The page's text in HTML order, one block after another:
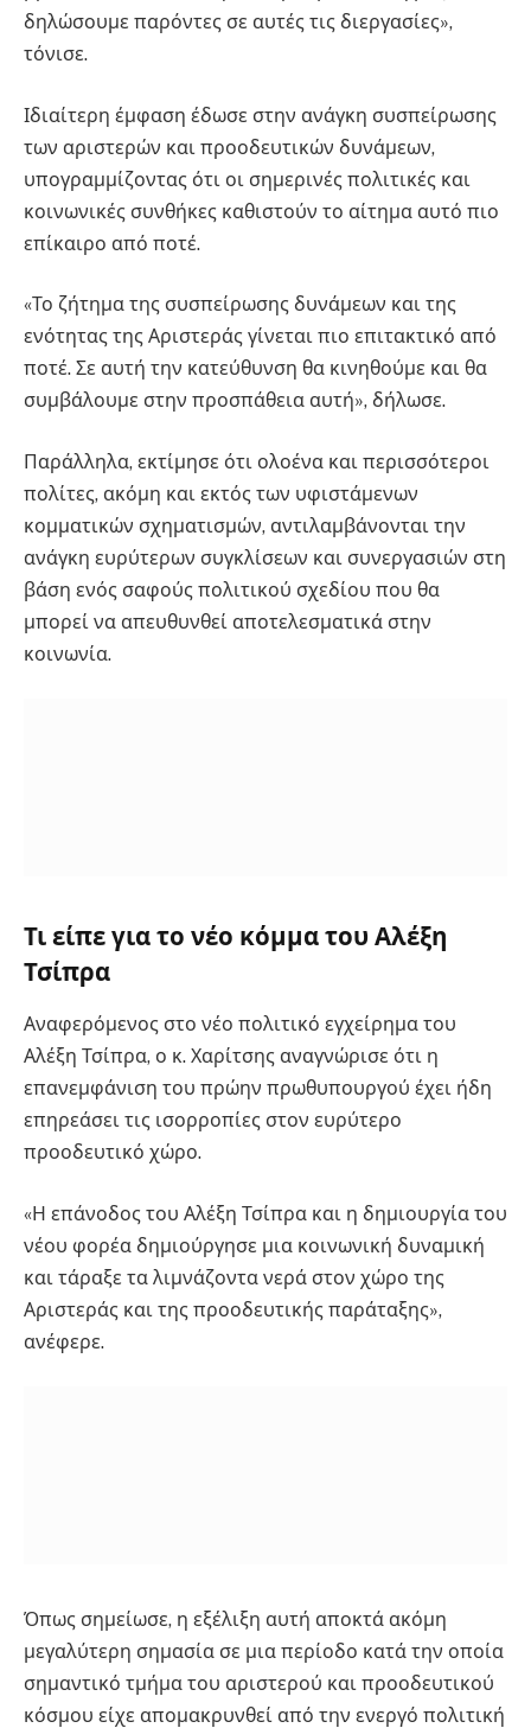
δηλώσουμε παρόντες σε αυτές τις διεργασίες»,
τόνισε.
Ιδιαίτερη έμφαση έδωσε στην ανάγκη συσπείρωσης
των αριστερών και προοδευτικών δυνάμεων,
υπογραμμίζοντας ότι οι σημερινές πολιτικές και
κοινωνικές συνθήκες καθιστούν το αίτημα αυτό πιο
επίκαιρο από ποτέ.
«Το ζήτημα της συσπείρωσης δυνάμεων και της
ενότητας της Αριστεράς γίνεται πιο επιτακτικό από
ποτέ. Σε αυτή την κατεύθυνση θα κινηθούμε και θα
συμβάλουμε στην προσπάθεια αυτή», δήλωσε.
Παράλληλα, εκτίμησε ότι ολοένα και περισσότεροι
πολίτες, ακόμη και εκτός των υφιστάμενων
κομματικών σχηματισμών, αντιλαμβάνονται την
ανάγκη ευρύτερων συγκλίσεων και συνεργασιών στη
βάση ενός σαφούς πολιτικού σχεδίου που θα
μπορεί να απευθυνθεί αποτελεσματικά στην
κοινωνία.
Τι είπε για το νέο κόμμα του Αλέξη
Τσίπρα
Αναφερόμενος στο νέο πολιτικό εγχείρημα του
Αλέξη Τσίπρα, ο κ. Χαρίτσης αναγνώρισε ότι η
επανεμφάνιση του πρώην πρωθυπουργού έχει ήδη
επηρεάσει τις ισορροπίες στον ευρύτερο
προοδευτικό χώρο.
«Η επάνοδος του Αλέξη Τσίπρα και η δημιουργία του
νέου φορέα δημιούργησε μια κοινωνική δυναμική
και τάραξε τα λιμνάζοντα νερά στον χώρο της
Αριστεράς και της προοδευτικής παράταξης»,
ανέφερε.
Όπως σημείωσε, η εξέλιξη αυτή αποκτά ακόμη
μεγαλύτερη σημασία σε μια περίοδο κατά την οποία
σημαντικό τμήμα του αριστερού και προοδευτικού
κόσμου είχε απομακρυνθεί από την ενεργό πολιτική